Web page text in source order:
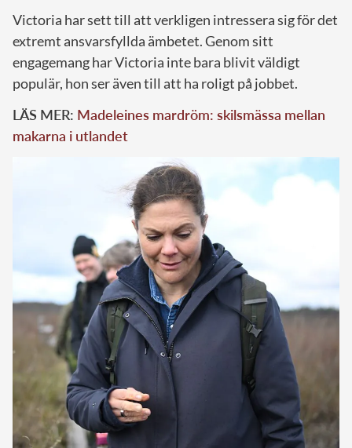
Victoria har sett till att verkligen intressera sig för det
extremt ansvarsfyllda ämbetet. Genom sitt
engagemang har Victoria inte bara blivit väldigt
populär, hon ser även till att ha roligt på jobbet.
LÄS MER: Madeleines mardröm: skilsmässa mellan
makarna i utlandet